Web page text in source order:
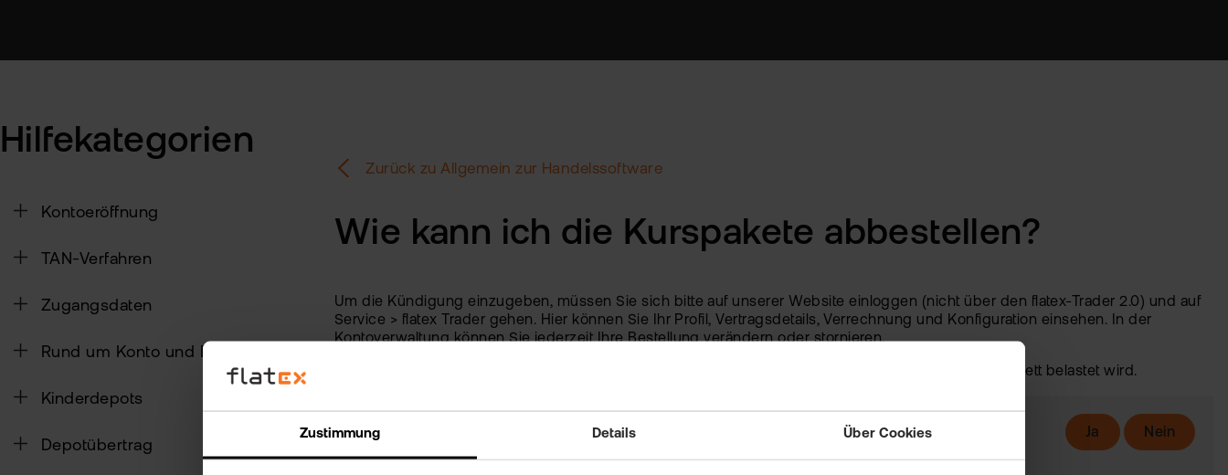
Zustimmung Details Über Cookies
Hilfekategorien
Kontoeröffnung
TAN-Verfahren
Zugangsdaten
Rund um Konto und Depot
Kinderdepots
Depotübertrag
Zurück zu Allgemein zur Handelssoftware
Wie kann ich die Kurspakete abbestellen?
Um die Kündigung einzugeben, müssen Sie sich bitte auf unserer Website einloggen (nicht über den flatex-Trader 2.0) und auf
Service > flatex Trader gehen. Hier können Sie Ihr Profil, Vertragsdetails, Verrechnung und Konfiguration einsehen. In der
Kontoverwaltung können Sie jederzeit Ihre Bestellung verändern oder stornieren.
Bitte beachten Sie, dass die monatliche Gebühr auch bei einer Kündigung im laufenden Monat komplett belastet wird.
Hat Ihnen dieser Eintrag weitergeholfen? Ja Nein